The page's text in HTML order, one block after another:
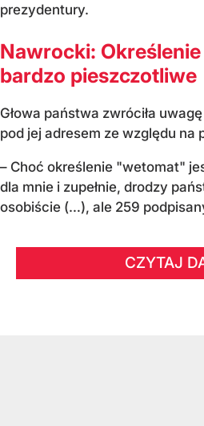
prezydentury.
Nawrocki:
bardzo pieszczotliwe
Głowa państwa zwróciła
pod jej adresem ze względu na
– Choć określenie "wetomat"
dla mnie i zupełnie, drodzy
osobiście (…), ale 259
CZYTAJ